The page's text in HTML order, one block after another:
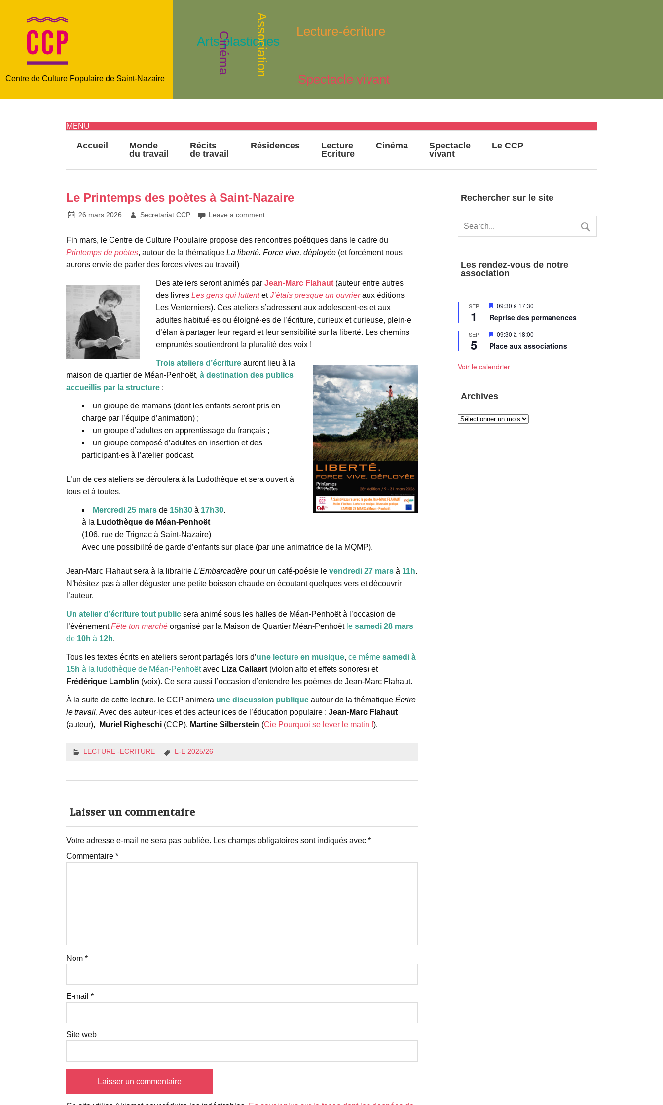
Centre de Culture Populaire de Saint-Nazaire Spectacle vivant
Lecture-écriture
Arts plastiques
Cinéma Association
MENU
Accueil
Monde
du travail
Récits
de travail
Résidences
Lecture
Ecriture
Cinéma
Spectacle
vivant
Le CCP
Le Printemps des poètes à Saint-Nazaire
26 mars 2026 Secretariat CCP Leave a comment
Fin mars, le Centre de Culture Populaire propose des rencontres poétiques dans le cadre du
Printemps de poètes, autour de la thématique La liberté. Force vive, déployée(et forcément nous
aurons envie de parler des forces vives au travail)
Des ateliers seront animés par Jean-Marc Flahaut(auteur entre autres
des livres Les gens qui luttentetJ’étais presque un ouvrieraux éditions
Les Venterniers). Ces ateliers s’adressent aux adolescent·es et aux
adultes habitué·es ou éloigné·es de l’écriture, curieux et curieuse, plein·e
d’élan à partager leur regard et leur sensibilité sur la liberté. Les chemins
empruntés soutiendront la pluralité des voix !
Trois ateliers d’écritureauront lieu à la
maison de quartier de Méan-Penhoët, à destination des publics
accueillis par la structure:
un groupe de mamans (dont les enfants seront pris en
charge par l’équipe d’animation) ;
un groupe d’adultes en apprentissage du français ;
un groupe composé d’adultes en insertion et des
participant·es à l’atelier podcast.
L’un de ces ateliers se déroulera à la Ludothèque et sera ouvert à
tous et à toutes.
Mercredi 25 marsde 15h30à 17h30.
à la Ludothèque de Méan-Penhoët
(106, rue de Trignac à Saint-Nazaire)
Avec une possibilité de garde d’enfants sur place (par une animatrice de la MQMP).
Jean-Marc Flahaut sera à la librairie L’Embarcadèrepour un café-poésie le vendredi 27 marsà 11h.
N’hésitez pas à aller déguster une petite boisson chaude en écoutant quelques vers et découvrir
l’auteur.
Un atelier d’écriture tout publicsera animé sous les halles de Méan-Penhoët à l’occasion de
l’évènementFête ton marchéorganisé par la Maison de Quartier Méan-Penhoët le samedi 28 mars
de 10h à 12h.
Tous les textes écrits en ateliers seront partagés lors d’une lecture en musique, ce même samedi à
15h à la ludothèque de Méan-Penhoëtavec Liza Callaert(violon alto et effets sonores) et
Frédérique Lamblin (voix). Ce sera aussi l’occasion d’entendre les poèmes de Jean-Marc Flahaut.
À la suite de cette lecture, le CCP animera une discussion publiqueautour de la thématique Écrire
le travail. Avec des auteur·ices et des acteur·ices de l’éducation populaire : Jean-Marc Flahaut
(auteur),
Muriel Righeschi(CCP), Martine Silberstein (Cie Pourquoi se lever le matin !).
LECTURE -ECRITURE L-E 2025/26
Laisser un commentaire
Votre adresse e-mail ne sera pas publiée. Les champs obligatoires sont indiqués avec *
Commentaire *
Nom *
E-mail *
Site web
Rechercher sur le site
Les rendez-vous de notre
association
SEP
1
Mis
avant
09:30 à 17:30
Reprise des permanences
SEP
5
Mis
avant
09:30 à 18:00
Place aux associations
Voir le calendrier
Archives
Archives